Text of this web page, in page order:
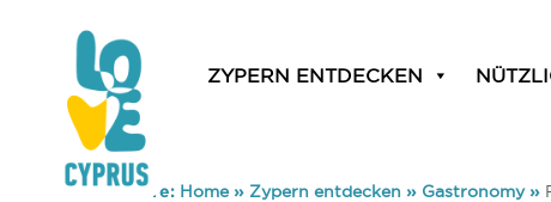
ZYPERN ENTDECKEN
You are here: Home» Zypern entdecken » Gastronomy»